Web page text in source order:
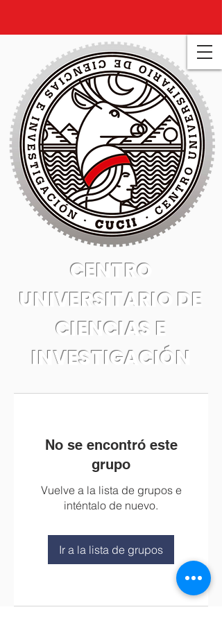
CENTRO
UNIVERSITARIO DE
CIENCIAS E
INVESTIGACIÓN
No se encontró este
grupo
Vuelve a la lista de grupos e
inténtalo de nuevo.
Ir a la lista de grupos